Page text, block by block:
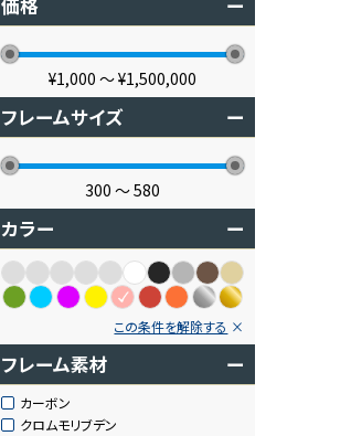
価格 ー
¥1,000 〜¥1,500,000
フレームサイズ ー
300 〜580
カラー ー
この条件を解除する
フレーム素材 ー
カーボン
クロムモリブデン